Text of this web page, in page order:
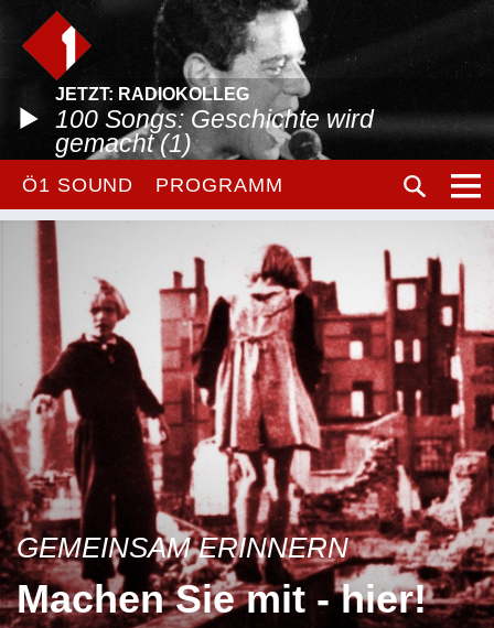
JETZT: RADIOKOLLEG
100 Songs: Geschichte wird
gemacht (1)
Ö1 SOUND PROGRAMM
GEMEINSAM ERINNERN
Machen Sie mit - hier!